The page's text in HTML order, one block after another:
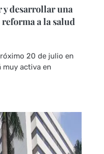
desarrollar una
a la salud
20 de julio en
muy activa en